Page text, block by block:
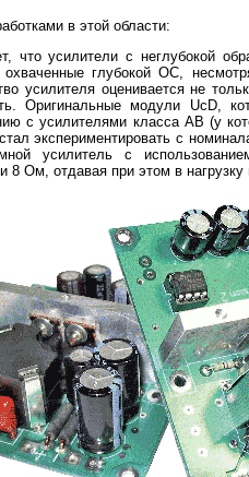
в этой области:
что усилители с неглубокой
глубокой ОС,
усилителя оценивается не
Оригинальные модули UcD,
с усилителями класса АB (у
экспериментировать с
усилитель с
8 Ом, отдавая при этом в